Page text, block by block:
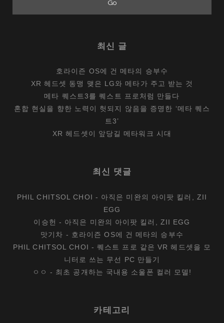
최신 글
호라이즌 OS에 건 메타의 승부수
XR 헤드셋 동맹 맺은 LG와 메타가 주고 받는 것
메타 퀘스트3를 퀘스트 프로처럼 만들다
혼합 현실을 향한 노력이 헛되지 않음을 증명한 ‘메타 퀘스
트3’
XR 헤드셋이 앞당길 메타워크 시대
최신 댓글
PHIL CHITSOL CHOI - 아직은 미완의 아이팟 킬러, ZII
EGG
이승헌 - 아직은 미완의 아이팟 킬러, ZII EGG
맛기차 - 호라이즌 OS에 건 메타의 승부수
PHIL CHITSOL CHOI -퀘스트 프로 같은 VR 헤드셋을 모
니터로 쓰는 무선 PC 만들기
ㅇㅇ - 최초 공개하는 국내용 소울폰 컬러 모델!
카테고리